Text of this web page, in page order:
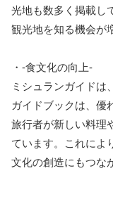
光地も数多く掲載し
観光地を知る機会が
・-食文化の向上-
ミシュランガイドは
ガイドブックは、優
旅行者が新しい料理
ています。これによ
文化の創造にもつな